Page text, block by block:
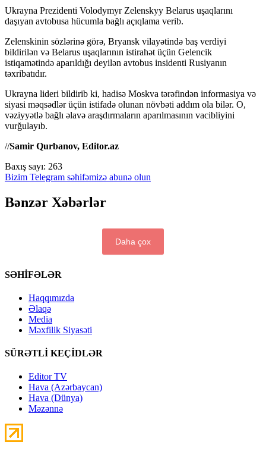
Ukrayna Prezidenti Volodymyr Zelenskyy Belarus uşaqlarını
daşıyan avtobusa hücumla bağlı açıqlama verib.
Zelenskinin sözlərinə görə, Bryansk vilayətində baş verdiyi
bildirilən və Belarus uşaqlarının istirahət üçün Gelencik
istiqamətində aparıldığı deyilən avtobus insidenti Rusiyanın
təxribatıdır.
Ukrayna lideri bildirib ki, hadisə Moskva tərəfindən informasiya və
siyasi məqsədlər üçün istifadə olunan növbəti addım ola bilər. O,
vəziyyətlə bağlı əlavə araşdırmaların aparılmasının vacibliyini
vurğulayıb.
//Samir Qurbanov, Editor.az
Baxış sayı: 263
Bizim Telegram səhifəmizə abunə olun
Bənzər Xəbərlər
Daha çox
SƏHİFƏLƏR
Haqqımızda
Əlaqə
Media
Məxfilik Siyasəti
SÜRƏTLİ KEÇİDLƏR
Editor TV
Hava (Azərbaycan)
Hava (Dünya)
Məzənnə